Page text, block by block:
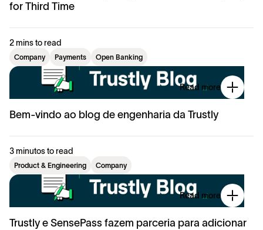
for Third Time
2 mins to read
Company Payments Open Banking
Read more
Bem-vindo ao blog de engenharia da Trustly
3 minutos to read
Product & Engineering Company
Read more
Trustly e SensePass fazem parceria para adicionar